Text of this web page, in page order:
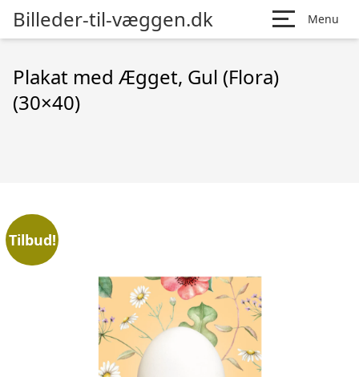
Billeder-til-væggen.dk Menu
Plakat med Ægget, Gul (Flora)
(30×40)
Tilbud!